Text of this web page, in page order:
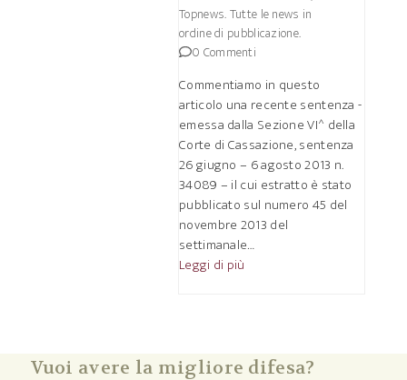
Topnews. Tutte le news in
ordine di pubblicazione.
0 Commenti
Commentiamo in questo
articolo una recente sentenza -
emessa dalla Sezione VI^ della
Corte di Cassazione, sentenza
26 giugno – 6 agosto 2013 n.
34089 – il cui estratto è stato
pubblicato sul numero 45 del
novembre 2013 del
settimanale…
Leggi di più
Vuoi avere la migliore difesa?